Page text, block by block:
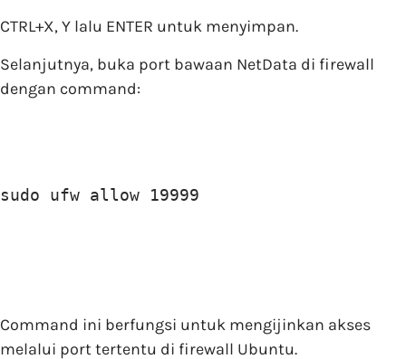
CTRL+X, Y lalu ENTER untuk menyimpan.
Selanjutnya, buka port bawaan NetData di firewall
dengan command:
sudo ufw allow 19999
Command ini berfungsi untuk mengijinkan akses
melalui port tertentu di firewall Ubuntu.